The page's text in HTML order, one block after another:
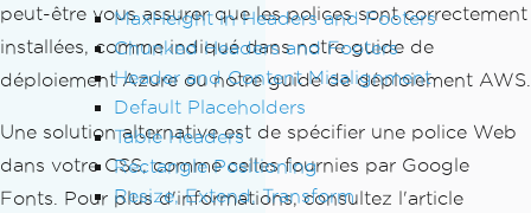
MaxHeight in Headers and Footers
Chunked Headers and Footers
Header and Content Misalignment
Default Placeholders
Table Headers
Rectangle Positioning
Resize, Extend, Transform
peut-être vous assurer que les polices sont correctement
installées, comme indiqué dans notre guide de
déploiement Azure ou notre guide de déploiement AWS.
Une solution alternative est de spécifier une police Web
dans votre CSS, comme celles fournies par Google
Fonts. Pour plus d'informations, consultez l'article